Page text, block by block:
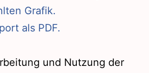
Grafik.
als PDF.
und Nutzung der